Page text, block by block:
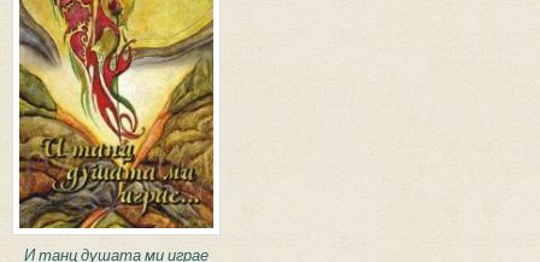
И танц душата ми играе